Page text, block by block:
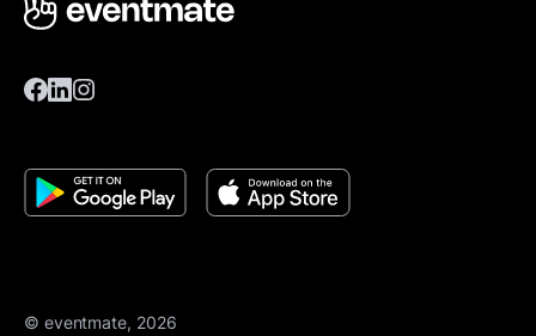
© eventmate, 2026